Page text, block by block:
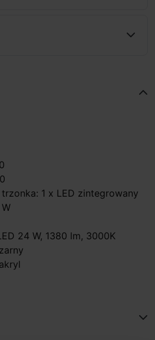
1 x LED zintegrowany
24 W, 1380 lm, 3000K